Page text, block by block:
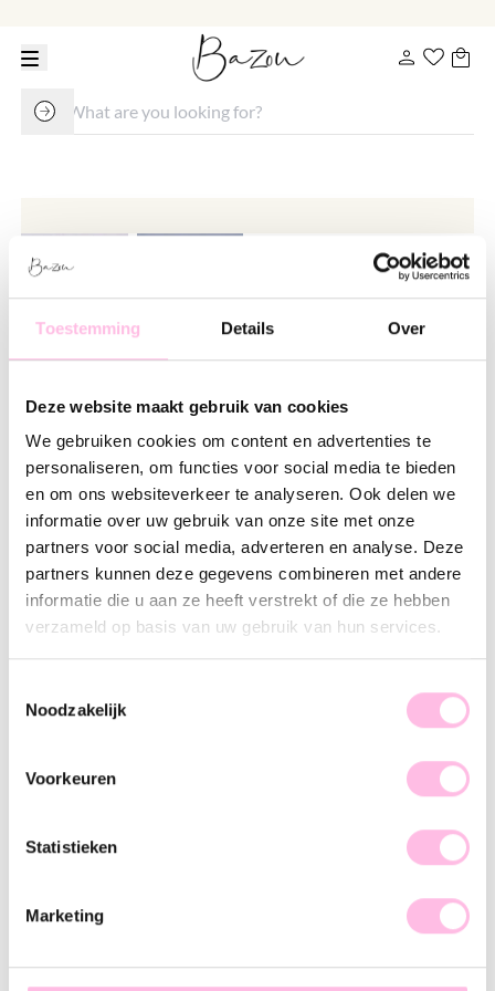
Toestemming Details Over
Deze website maakt gebruik van cookies
We gebruiken cookies om content en advertenties te
personaliseren, om functies voor social media te bieden
en om ons websiteverkeer te analyseren. Ook delen we
informatie over uw gebruik van onze site met onze
partners voor social media, adverteren en analyse. Deze
partners kunnen deze gegevens combineren met andere
informatie die u aan ze heeft verstrekt of die ze hebben
verzameld op basis van uw gebruik van hun services.
Noodzakelijk
Voorkeuren
Statistieken
Marketing
gold
Variants:
Description Features SKU
How cute are these stainless steel anklets?! The anklet is
adjustable by means of an extension chain. Mix and match
♥ YOU MAY ALSO LOVE...